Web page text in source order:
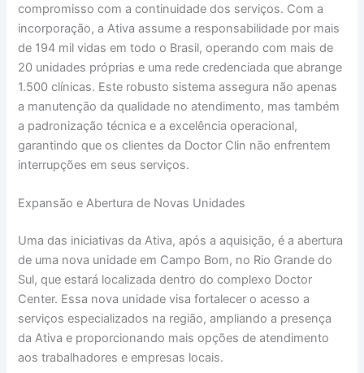
compromisso com a continuidade dos serviços. Com a
incorporação, a Ativa assume a responsabilidade por mais
de 194 mil vidas em todo o Brasil, operando com mais de
20 unidades próprias e uma rede credenciada que abrange
1.500 clínicas. Este robusto sistema assegura não apenas
a manutenção da qualidade no atendimento, mas também
a padronização técnica e a excelência operacional,
garantindo que os clientes da Doctor Clin não enfrentem
interrupções em seus serviços.
Expansão e Abertura de Novas Unidades
Uma das iniciativas da Ativa, após a aquisição, é a abertura
de uma nova unidade em Campo Bom, no Rio Grande do
Sul, que estará localizada dentro do complexo Doctor
Center. Essa nova unidade visa fortalecer o acesso a
serviços especializados na região, ampliando a presença
da Ativa e proporcionando mais opções de atendimento
aos trabalhadores e empresas locais.